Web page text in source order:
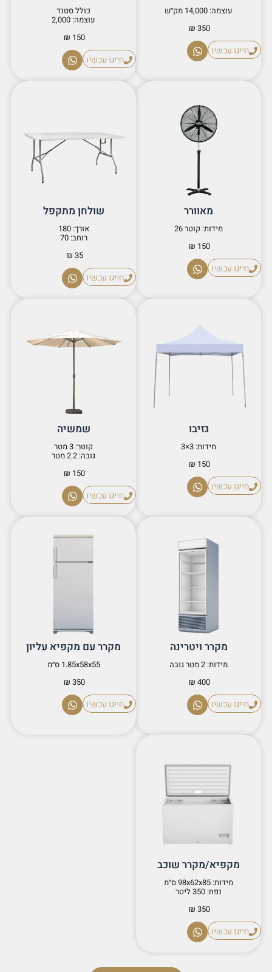
עוצמה: 14,000 מק״ש
350 ₪
חייגו עכשיו
כולל סטנד
עוצמה: 2,000
150 ₪
חייגו עכשיו
מאוורר
מידות: קוטר 26
150 ₪
חייגו עכשיו
שולחן מתקפל
אורך: 180
רוחב: 70
35 ₪
חייגו עכשיו
גזיבו
מידות: 3×3
150 ₪
חייגו עכשיו
שמשיה
קוטר: 3 מטר
גובה: 2.2 מטר
150 ₪
חייגו עכשיו
מקרר ויטרינה
מידות: 2 מטר גובה
400 ₪
חייגו עכשיו
מקרר עם מקפיא עליון
1.85x58x55 ס״מ
350 ₪
חייגו עכשיו
מקפיא/מקרר שוכב
מידות: 98x62x85 ס״מ
נפח: 350 ליטר
350 ₪
חייגו עכשיו